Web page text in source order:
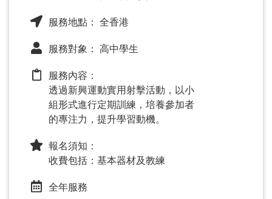
服務地點： 全香港
服務對象： 高中學生
服務內容：
透過新興運動實用射擊活動，以小
組形式進行定期訓練，培養參加者
的專注力，提升學習動機。
報名須知：
收費包括：基本器材及教練
全年服務